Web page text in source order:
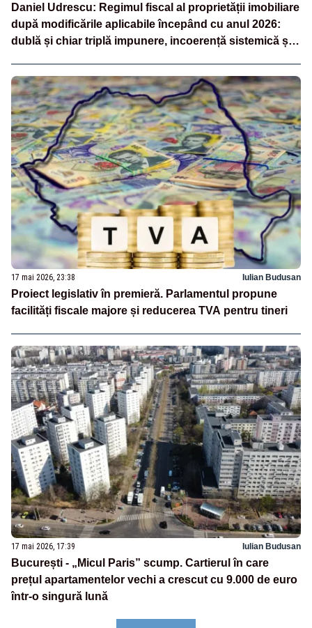
Daniel Udrescu: Regimul fiscal al proprietății imobiliare
după modificările aplicabile începând cu anul 2026:
dublă și chiar triplă impunere, incoerență sistemică și
persoana juridică
17 mai 2026, 23:38 Iulian Budusan
Proiect legislativ în premieră. Parlamentul propune
facilități fiscale majore și reducerea TVA pentru tineri
17 mai 2026, 17:39 Iulian Budusan
București - „Micul Paris” scump. Cartierul în care
prețul apartamentelor vechi a crescut cu 9.000 de euro
într-o singură lună